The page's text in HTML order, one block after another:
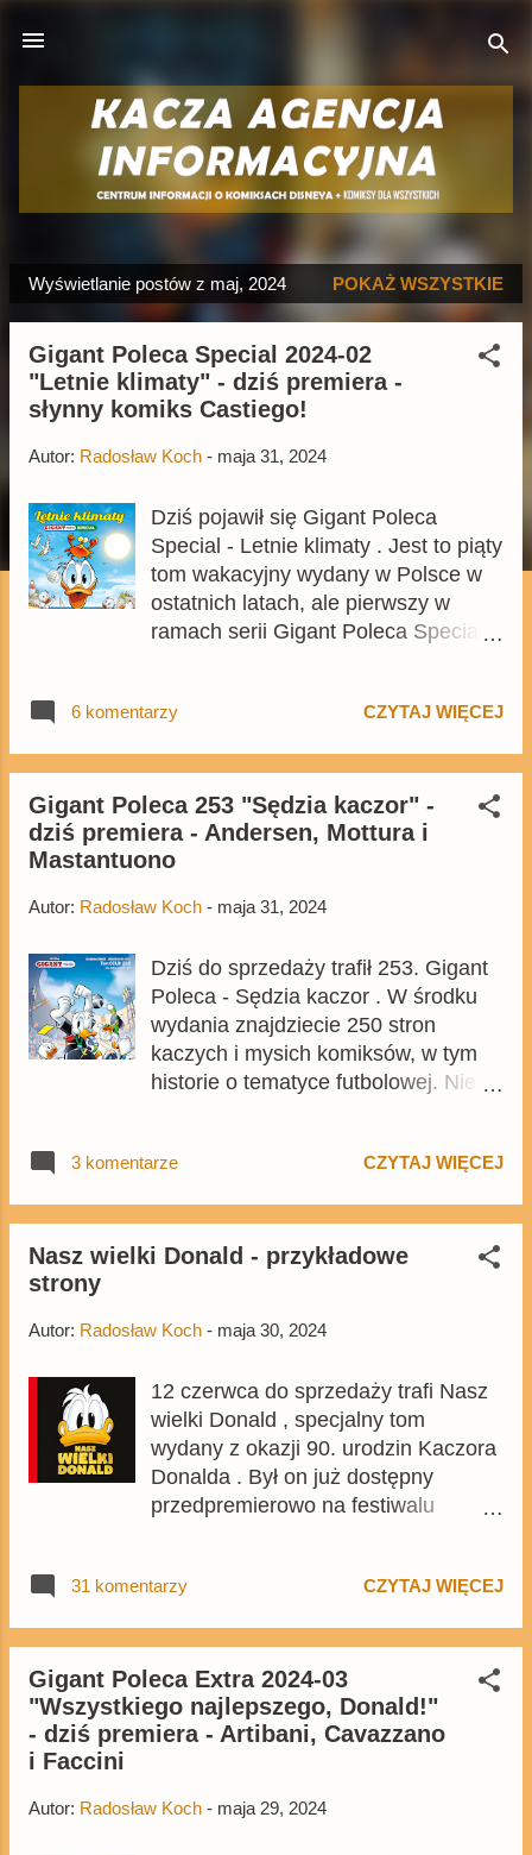
o
Wyświetlanie postów z maj, 2024 POKAŻ WSZYSTKIE
Gigant Poleca Special 2024-02
"Letnie klimaty" - dziś premiera -
słynny komiks Castiego!
Autor: Radosław Koch - maja 31, 2024
Dziś pojawił się Gigant Poleca
Special - Letnie klimaty . Jest to piąty
tom wakacyjny wydany w Polsce w
ostatnich latach, ale pierwszy w
ramach serii Gigant Poleca Special ,
roku. Cena okładkowa
stronicowego wydania wynosi 24,99
zł, Tom jest oparty na niemieckim
Lustiges Taschenbuch Sonderband:
Sommer z 2023 roku, ale
one głównie jednego, bardzo dobrze
6 komentarzy CZYTAJ WIĘCEJ
Gigant Poleca 253 "Sędzia kaczor" -
dziś premiera - Andersen, Mottura i
Mastantuono
Autor: Radosław Koch - maja 31, 2024
Dziś do sprzedaży trafił 253. Gigant
Poleca - Sędzia kaczor . W środku
wydania znajdziecie 250 stron
kaczych i mysich komiksów, w tym
historie o tematyce futbolowej. Nie
Egmont.pl . Wydanie jest kopią
Lustiges Taschenbuch .
3 komentarze CZYTAJ WIĘCEJ
Nasz wielki Donald - przykładowe
strony
Autor: Radosław Koch - maja 30, 2024
12 czerwca do sprzedaży trafi Nasz
wielki Donald , specjalny tom
wydany z okazji 90. urodzin Kaczora
Donalda . Był on już dostępny
przedpremierowo na festiwalu
informacjami o tym, jakie komiksy
dziś, dzięki uprzejmości
wydawnictwa Egmont, publikujemy
przykładowe plansze z wydania.
Album możecie już zamówić na
31 komentarzy CZYTAJ WIĘCEJ
Gigant Poleca Extra 2024-03
"Wszystkiego najlepszego, Donald!"
- dziś premiera - Artibani, Cavazzano
i Faccini
Autor: Radosław Koch - maja 29, 2024